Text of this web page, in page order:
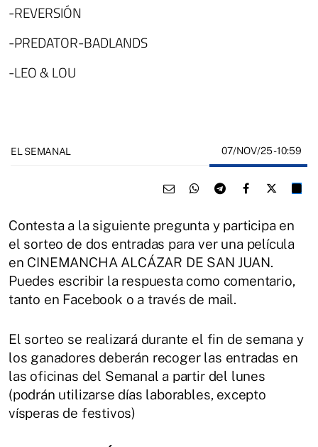
-REVERSIÓN
-PREDATOR-BADLANDS
-LEO & LOU
EL SEMANAL 07/NOV/25- 10:59
Contesta a la siguiente pregunta y participa en
el sorteo de dos entradas para ver una película
en CINEMANCHA ALCÁZAR DE SAN JUAN.
Puedes escribir la respuesta como comentario,
tanto en Facebook o a través de mail.
El sorteo se realizará durante el fin de semana y
los ganadores deberán recoger las entradas en
las oficinas del Semanal a partir del lunes
(podrán utilizarse días laborables, excepto
vísperas de festivos)